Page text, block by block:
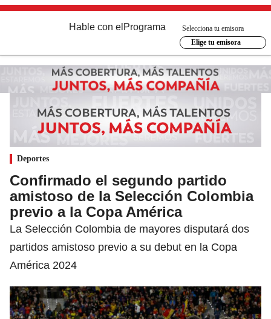
Hable con el Programa
Selecciona tu emisora
Elige tu emisora
Deportes
Confirmado el segundo partido
amistoso de la Selección Colombia
previo a la Copa América
La Selección Colombia de mayores disputará dos
partidos amistoso previo a su debut en la Copa
América 2024